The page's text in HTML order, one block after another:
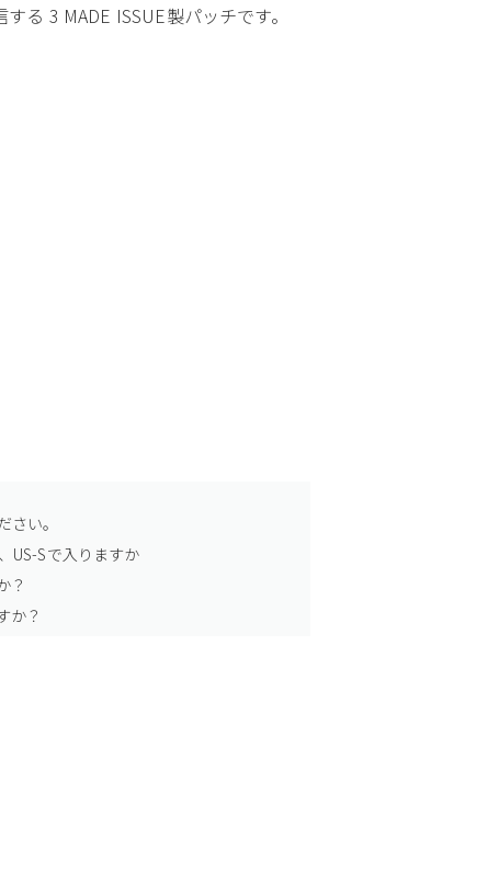
る 3 MADE ISSUE製パッチです。
い。
US-Sで入りますか
？
か？